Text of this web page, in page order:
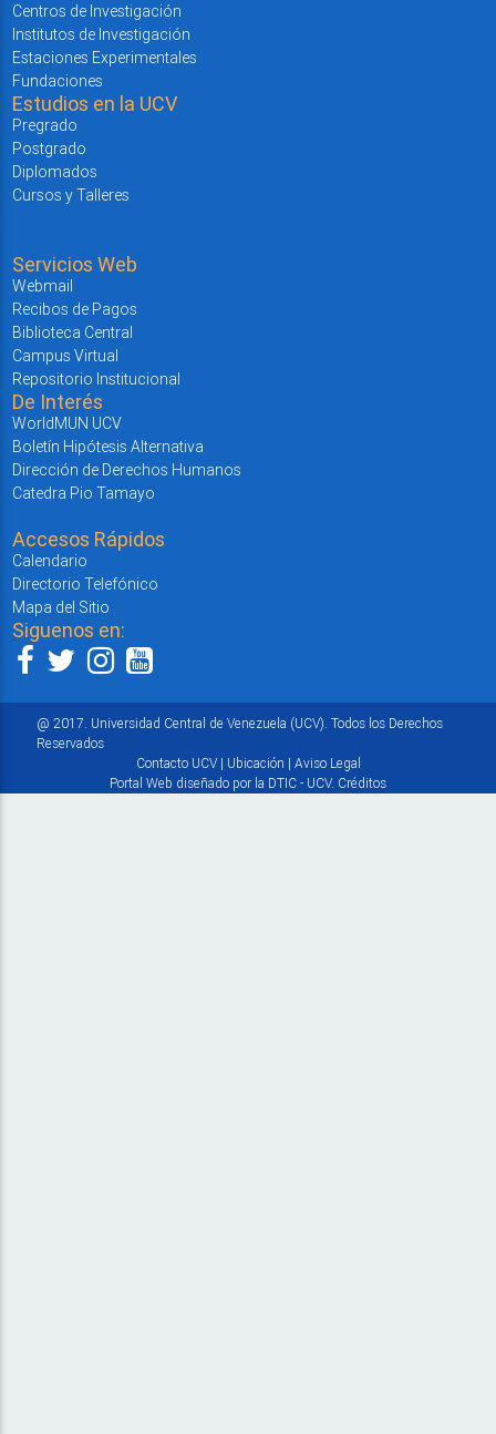
Centros de Investigación
Institutos de Investigación
Estaciones Experimentales
Fundaciones
Estudios en la UCV
Pregrado
Postgrado
Diplomados
Cursos y Talleres
Servicios Web
Webmail
Recibos de Pagos
Biblioteca Central
Campus Virtual
Repositorio Institucional
De Interés
WorldMUN UCV
Boletín Hipótesis Alternativa
Dirección de Derechos Humanos
Catedra Pio Tamayo
Accesos Rápidos
Calendario
Directorio Telefónico
Mapa del Sitio
Siguenos en:
@ 2017. Universidad Central de Venezuela (UCV). Todos los Derechos
Reservados
Contacto UCV| Ubicación | Aviso Legal
Portal Web diseñado por la DTIC - UCV. Créditos